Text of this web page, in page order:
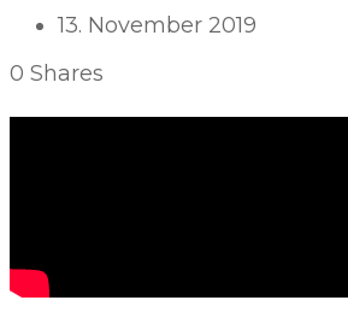
13. November 2019
0 Shares